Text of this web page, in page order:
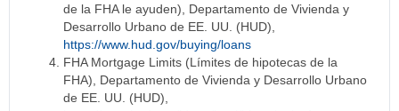
de la FHA le ayuden), Departamento de Vivienda y
Desarrollo Urbano de EE. UU. (HUD),
https://www.hud.gov/buying/loans
FHA Mortgage Limits (Límites de hipotecas de la
FHA), Departamento de Vivienda y Desarrollo Urbano
de EE. UU. (HUD),